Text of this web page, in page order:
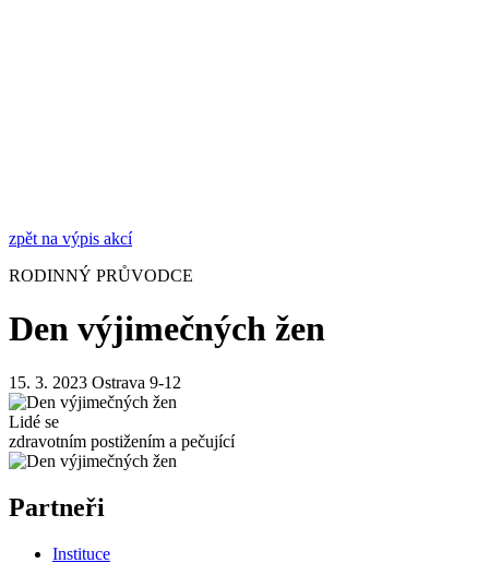
zpět na výpis akcí
RODINNÝ PRŮVODCE
Den výjimečných žen
15. 3. 2023 Ostrava 9-12
Lidé se
zdravotním postižením a pečující
Partneři
Instituce